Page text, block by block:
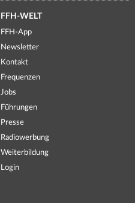
FFH-WELT
FFH-App
Newsletter
Kontakt
Frequenzen
Jobs
Führungen
Presse
Radiowerbung
Weiterbildung
Login